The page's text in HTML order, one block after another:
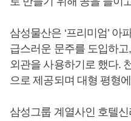
삼성물산은 ‘프리미엄’
급스러운 문주를 도입하
외관을 사용하기로 했다.
으로 제공되며 대형 평형
삼성그룹 계열사인 호텔